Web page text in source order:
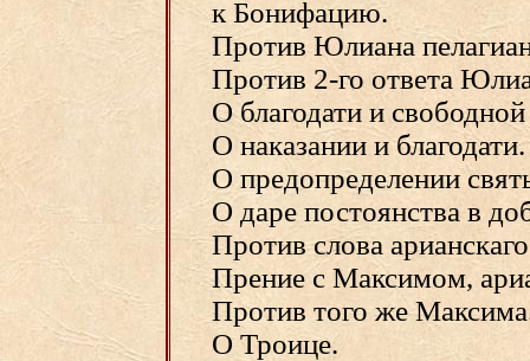
к Бонифацию.
Против Юлиана
Против 2-го ответа
О благодати и
О наказании и благодати.
О предопределении
О даре постоянства в
Против слова
Прение с Максимом,
Против того же
О Троице.